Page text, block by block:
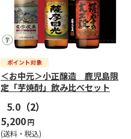
＜お中元＞小正醸造 鹿児島限
定「芋焼酎」飲み比べセット
5.0 （2）
5,200円
(送料・税込)